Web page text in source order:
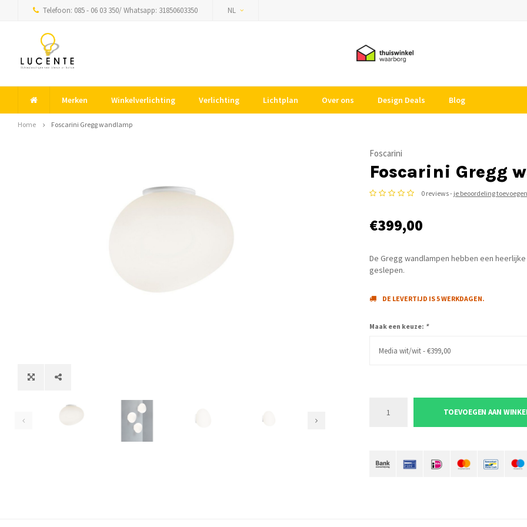
Telefoon: 085 - 06 03 350/ Whatsapp: 31850603350 NL
Merken Winkelverlichting Verlichting Lichtplan Over ons Design Deals Blog
Home Foscarini Gregg wandlamp
Foscarini
Foscarini Gregg
0 reviews - je beoordeling toevoegen
€399,00
De Gregg wandlampen hebben een
geslepen.
DE LEVERTIJD IS 5 WERKDAGEN.
Maak een keuze: *
Media wit/wit - €399,00
TOEVOEGEN AAN